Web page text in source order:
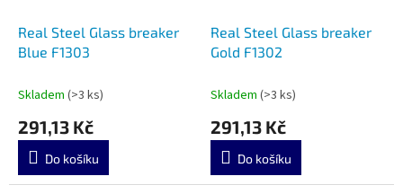
Real Steel Glass breaker
Blue F1303
Skladem (>3 ks)
291,13 Kč
Do košíku
Real Steel Glass breaker
Gold F1302
Skladem (>3 ks)
291,13 Kč
Do košíku